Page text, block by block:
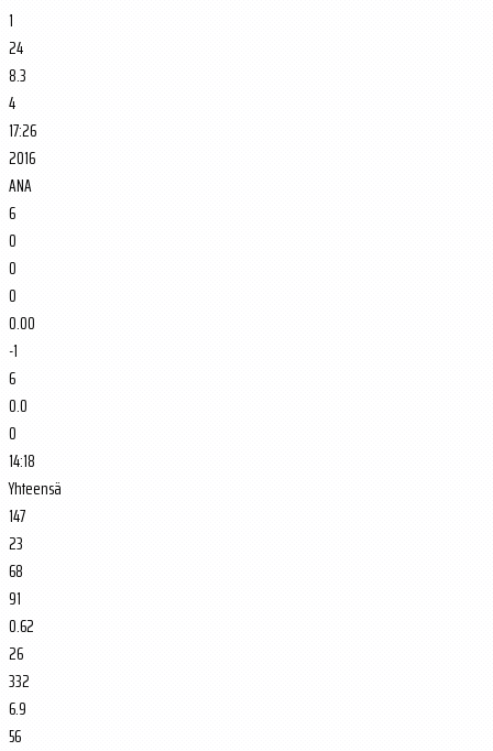
1
24
8.3
4
17:26
2016
ANA
6
0
0
0
0.00
-1
6
0.0
0
14:18
Yhteensä
147
23
68
91
0.62
26
332
6.9
56